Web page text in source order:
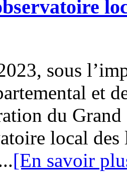
sous
et
du
local
[En savoir